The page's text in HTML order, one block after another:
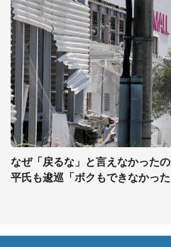
なぜ「戻るな」と言えなかった
平氏も逡巡「ボクもできなかった